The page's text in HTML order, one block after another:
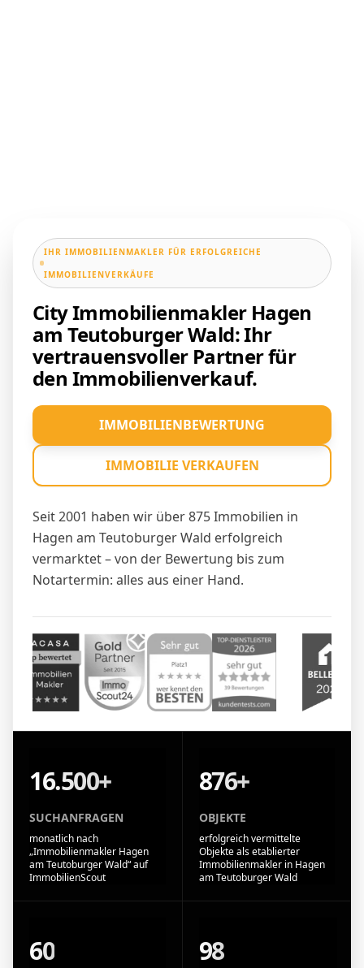
IHR IMMOBILIENMAKLER FÜR ERFOLGREICHE
IMMOBILIENVERKÄUFE
City Immobilienmakler Hagen
am Teutoburger Wald: Ihr
vertrauensvoller Partner für
den Immobilienverkauf.
Seit 2001 haben wir über 875 Immobilien in
Hagen am Teutoburger Wald erfolgreich
vermarktet – von der Bewertung bis zum
Notartermin: alles aus einer Hand.
IMMOBILIENBEWERTUNG
IMMOBILIE VERKAUFEN
16.500+
SUCHANFRAGEN
monatlich nach
„Immobilienmakler Hagen
am Teutoburger Wald“ auf
ImmobilienScout
876+
OBJEKTE
erfolgreich vermittelte
Objekte als etablierter
Immobilienmakler in Hagen
am Teutoburger Wald
60 98